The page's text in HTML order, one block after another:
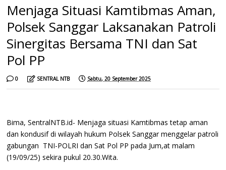
Menjaga Situasi Kamtibmas Aman,
Polsek Sanggar Laksanakan Patroli
Sinergitas Bersama TNI dan Sat
Pol PP
0 SENTRAL NTB Sabtu, 20 September 2025
Bima, SentralNTB.id- Menjaga situasi Kamtibmas tetap aman
dan kondusif di wilayah hukum Polsek Sanggar menggelar patroli
gabungan TNI-POLRI dan Sat Pol PP pada Jum,at malam
(19/09/25) sekira pukul 20.30.Wita.